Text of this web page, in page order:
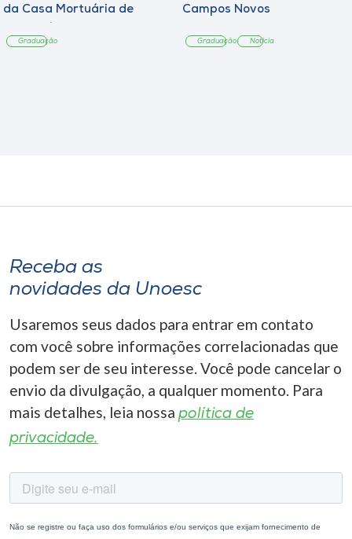
da Casa Mortuária de
Graduação
Campos Novos
Graduação Notícia
Receba as
novidades da Unoesc
Usaremos seus dados para entrar em contato
com você sobre informações correlacionadas que
podem ser de seu interesse. Você pode cancelar o
envio da divulgação, a qualquer momento. Para
mais detalhes, leia nossa política de
privacidade.